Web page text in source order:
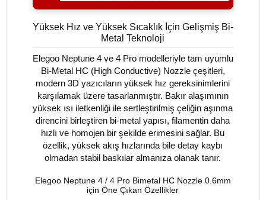
Yüksek Hız ve Yüksek Sıcaklık İçin Gelişmiş Bi-
Metal Teknoloji
Elegoo Neptune 4 ve 4 Pro modelleriyle tam uyumlu
Bi-Metal HC (High Conductive) Nozzle çeşitleri,
modern 3D yazıcıların yüksek hız gereksinimlerini
karşılamak üzere tasarlanmıştır. Bakır alaşımının
yüksek ısı iletkenliği ile sertleştirilmiş çeliğin aşınma
direncini birleştiren bi-metal yapısı, filamentin daha
hızlı ve homojen bir şekilde erimesini sağlar. Bu
özellik, yüksek akış hızlarında bile detay kaybı
olmadan stabil baskılar almanıza olanak tanır.
Elegoo Neptune 4 / 4 Pro Bimetal HC Nozzle 0.6mm
için Öne Çıkan Özellikler